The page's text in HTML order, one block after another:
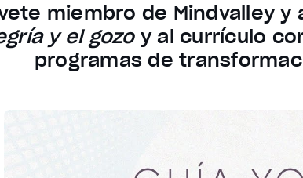
miembro de Mindvalley y
y el gozoy al currículo
programas de